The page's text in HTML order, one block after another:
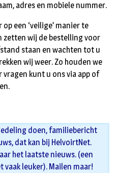
adres en mobiele nummer.
een ‘veilige’ manier te
zetten wij de bestelling voor
staan en wachten tot u
wij weer. Zo houden we
vragen kunt u ons via app of
doen, familiebericht
dat kan bij HelvoirtNet.
het laatste nieuws. (een
leuker). Mailen maar!